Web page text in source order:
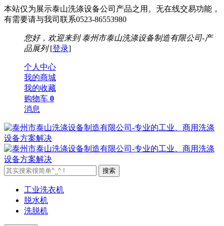
本站仅为展示泰山洗涤设备公司产品之用。无在线交易功能，
有需要请与我司联系0523-86553980
您好，欢迎来到 泰州市泰山洗涤设备制造有限公司-产
品展列[登录]
个人中心
我的商城
我的收藏
购物车 0
消息
工业洗衣机
脱水机
洗脱机